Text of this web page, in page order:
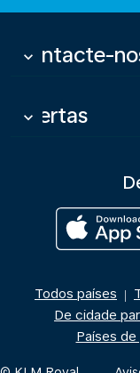
Contacte-
keyboard_arrow_down
Ofertas
keyboard_arrow_down
Todos países |
De cidade
Países